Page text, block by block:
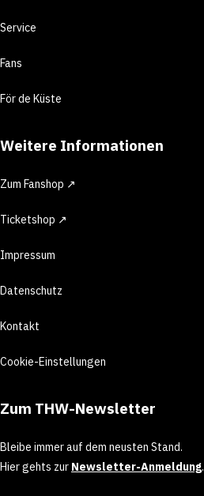
Service
Fans
För de Küste
Weitere Informationen
Zum Fanshop ↗
Ticketshop ↗
Impressum
Datenschutz
Kontakt
Cookie-Einstellungen
Zum THW-Newsletter
Bleibe immer auf dem neusten Stand.
Hier gehts zur Newsletter-Anmeldung.